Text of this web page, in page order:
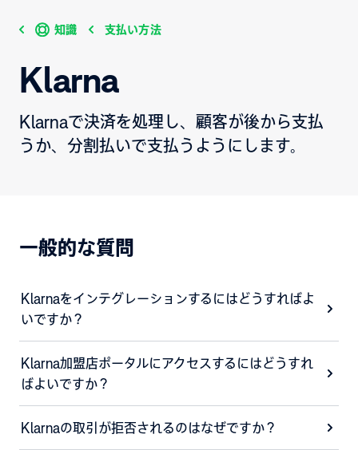
知識 支払い方法
Klarna
Klarnaで決済を処理し、顧客が後から支払
うか、分割払いで支払うようにします。
一般的な質問
Klarnaをインテグレーションするにはどうすればよ
いですか？
Klarna加盟店ポータルにアクセスするにはどうすれ
ばよいですか？
Klarnaの取引が拒否されるのはなぜですか？